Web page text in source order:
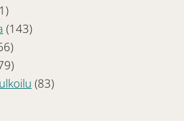
(143)
(83)